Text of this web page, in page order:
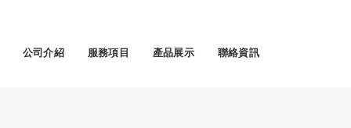
公司介紹 服務項目 產品展示 聯絡資訊